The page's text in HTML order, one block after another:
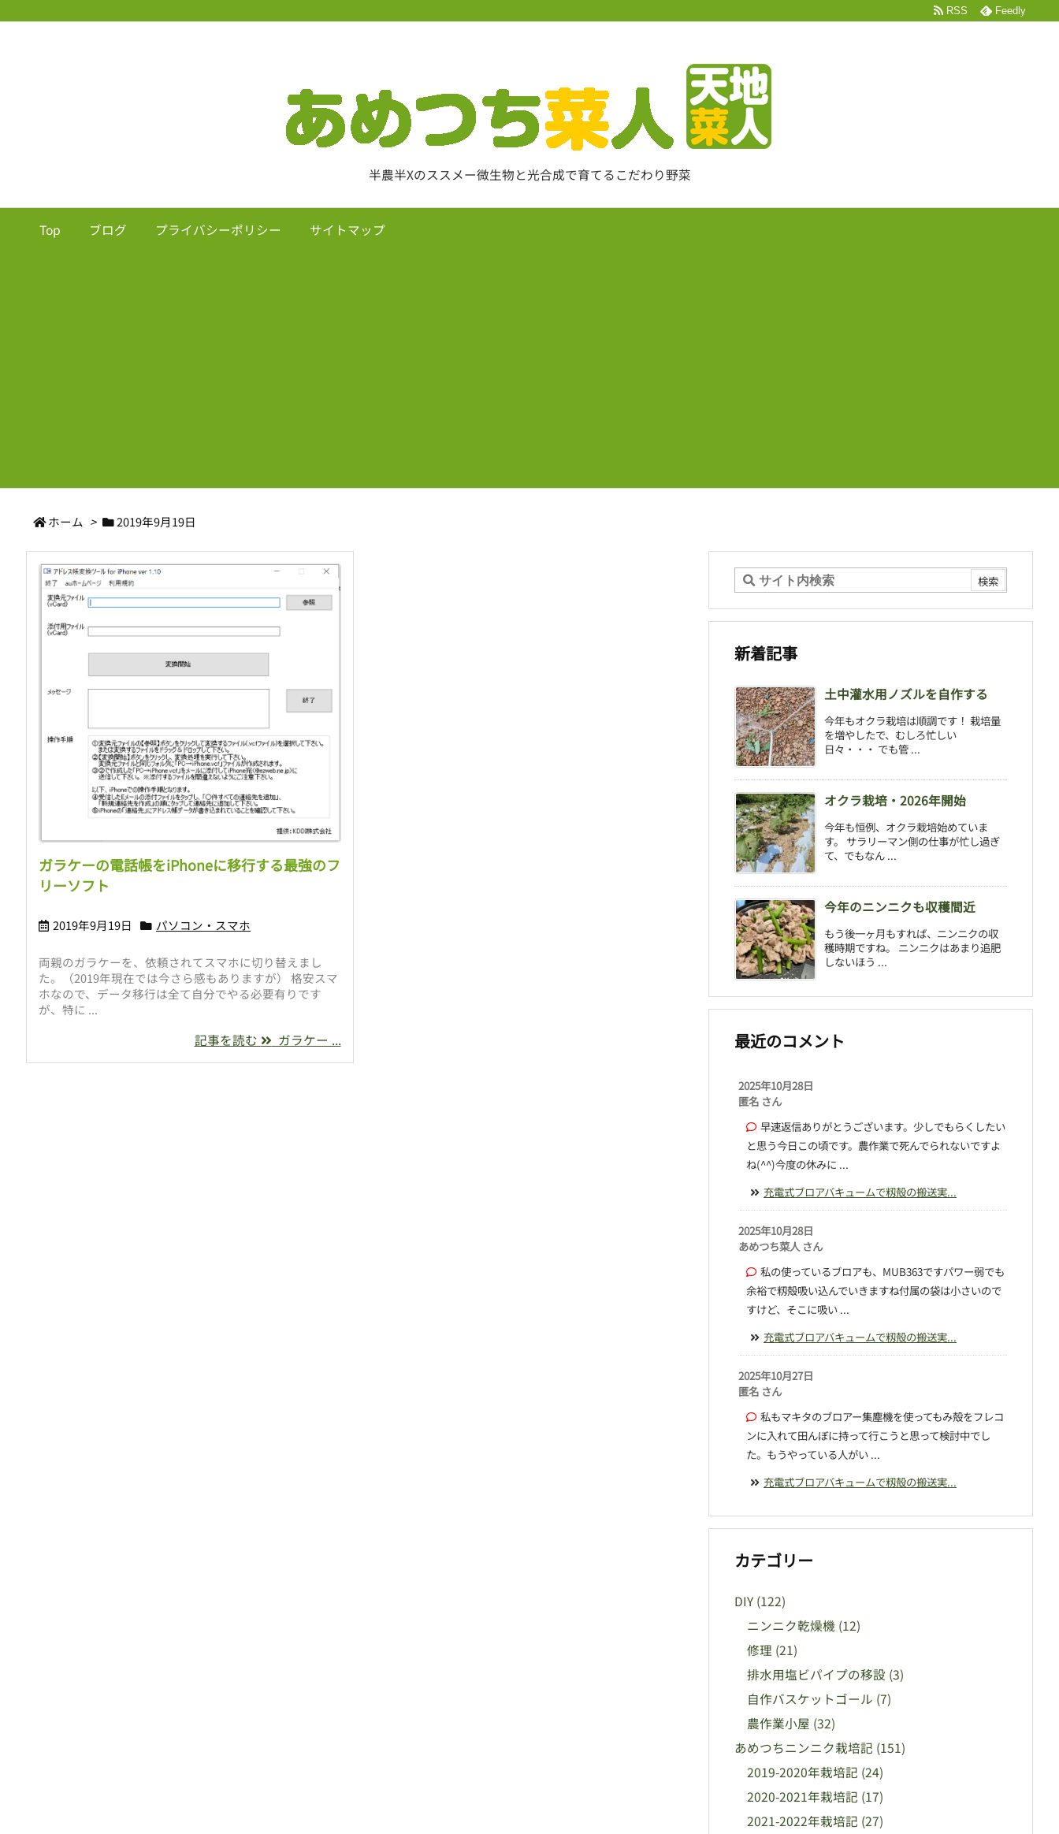
半農半Xのススメー微生物と光合成で育てるこだわり野菜
Top ブログ プライバシーポリシー サイトマップ
RSS Feedly
ホーム > 2019年9月19日
ガラケーの電話帳をiPhoneに移行する最強のフ
リーソフト
2019年9月19日 パソコン・スマホ
両親のガラケーを、依頼されてスマホに切り替えまし
た。（2019年現在では今さら感もありますが） 格安スマ
ホなので、データ移行は全て自分でやる必要有りです
が、特に ...
記事を読む ガラケー ...
新着記事
土中灌水用ノズルを自作する
今年もオクラ栽培は順調です！ 栽培量
を増やしたで、むしろ忙しい
日々・・・ でも管 ...
オクラ栽培・2026年開始
今年も恒例、オクラ栽培始めていま
す。 サラリーマン側の仕事が忙し過ぎ
て、でもなん ...
今年のニンニクも収穫間近
もう後一ヶ月もすれば、ニンニクの収
穫時期ですね。 ニンニクはあまり追肥
しないほう ...
最近のコメント
2025年10月28日
匿名 さん
早速返信ありがとうございます。少しでもらくしたい
と思う今日この頃です。農作業で死んでられないですよ
ね(^^)今度の休みに ...
充電式ブロアバキュームで籾殻の搬送実...
2025年10月28日
あめつち菜人 さん
私の使っているブロアも、MUB363ですパワー弱でも
余裕で籾殻吸い込んでいきますね付属の袋は小さいので
すけど、そこに吸い ...
充電式ブロアバキュームで籾殻の搬送実...
2025年10月27日
匿名 さん
私もマキタのブロアー集塵機を使ってもみ殻をフレコ
ンに入れて田んぼに持って行こうと思って検討中でし
た。もうやっている人がい ...
充電式ブロアバキュームで籾殻の搬送実...
カテゴリー
DIY (122)
ニンニク乾燥機 (12)
修理 (21)
排水用塩ビパイプの移設 (3)
自作バスケットゴール (7)
農作業小屋 (32)
あめつちニンニク栽培記 (151)
2019-2020年栽培記 (24)
2020-2021年栽培記 (17)
2021-2022年栽培記 (27)